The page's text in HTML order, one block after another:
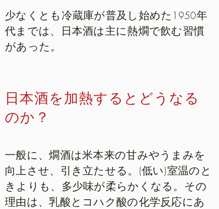
少なくとも冷蔵庫が普及し始めた1950年
代までは、日本酒は主に熱燗で飲む習慣
があった。
日本酒を加熱するとどうなる
のか？
一般に、燗酒は米本来の甘みやうまみを
向上させ、引き立たせる。(低い)室温のと
きよりも、多少味が柔らかくなる。その
理由は、乳酸とコハク酸の化学反応にあ